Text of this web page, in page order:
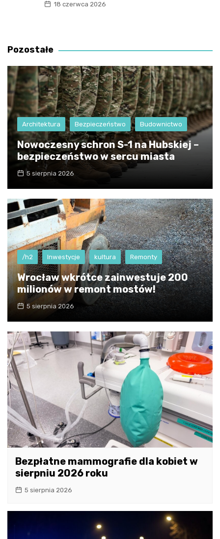
18 czerwca 2026
Pozostałe
Architektura Bezpieczeństwo Budownictwo
Nowoczesny schron S-1 na Hubskiej –
bezpieczeństwo w sercu miasta
5 sierpnia 2026
/h2 Inwestycje kultura Remonty
Wrocław wkrótce zainwestuje 200
milionów w remont mostów!
5 sierpnia 2026
Bezpłatne mammografie dla kobiet w
sierpniu 2026 roku
5 sierpnia 2026